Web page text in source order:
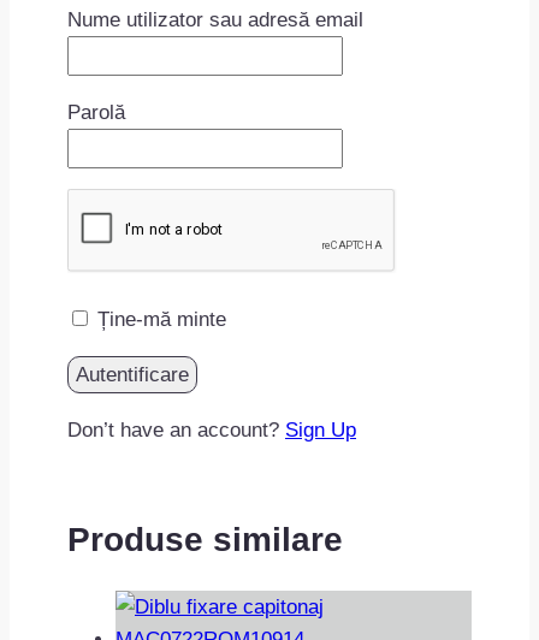
Nume utilizator sau adresă email
Parolă
Ține-mă minte
Don’t have an account? Sign Up
Produse similare